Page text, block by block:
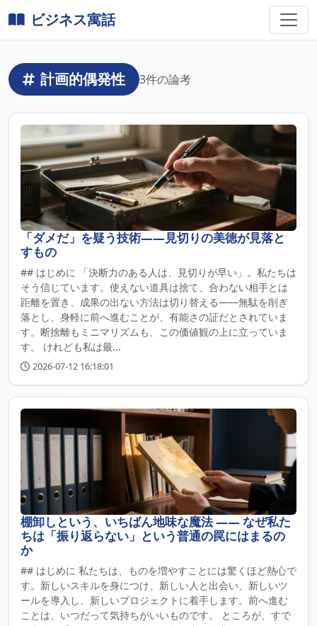
ビジネス寓話
計画的偶発性 3件の論考
「ダメだ」を疑う技術――見切りの美徳が見落と
すもの
## はじめに 「決断力のある人は、見切りが早い」。私たちは
そう信じています。使えない道具は捨て、合わない相手とは
距離を置き、成果の出ない方法は切り替える――無駄を削ぎ
落とし、身軽に前へ進むことが、有能さの証だとされていま
す。断捨離もミニマリズムも、この価値観の上に立っていま
す。 けれども私は最...
2026-07-12 16:18:01
棚卸しという、いちばん地味な魔法 ―― なぜ私た
ちは「振り返らない」という普通の罠にはまるの
か
## はじめに 私たちは、ものを増やすことには驚くほど熱心で
す。新しいスキルを身につけ、新しい人と出会い、新しいツ
ールを導入し、新しいプロジェクトに着手します。前へ進む
ことは、いつだって気持ちがいいものです。 ところが、すで